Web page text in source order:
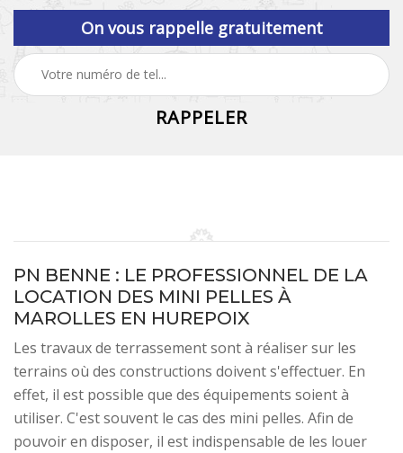
On vous rappelle gratuitement
PN BENNE : LE PROFESSIONNEL DE LA
LOCATION DES MINI PELLES À
MAROLLES EN HUREPOIX
Les travaux de terrassement sont à réaliser sur les
terrains où des constructions doivent s'effectuer. En
effet, il est possible que des équipements soient à
utiliser. C'est souvent le cas des mini pelles. Afin de
pouvoir en disposer, il est indispensable de les louer